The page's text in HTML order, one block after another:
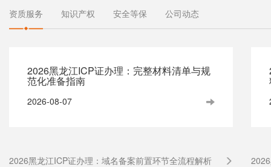
资质服务 知识产权 安全等保 公司动态
2026黑龙江ICP证办理：完整材料清单与规
范化准备指南
2026-08-07
2026黑龙江ICP证办理：域名备案前置环节全流程解析